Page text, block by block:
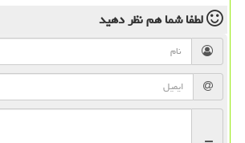
لطفا شما همنظر دهید